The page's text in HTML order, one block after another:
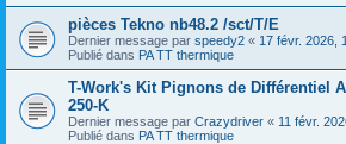
pièces Tekno nb48.2 /sct/T/E
Dernier message par speedy2 « 17 févr. 2026,
Publié dans PA TT thermique
T-Work's Kit Pignons de Différentiel
250-K
Dernier message par Crazydriver « 11 févr.
Publié dans PA TT thermique